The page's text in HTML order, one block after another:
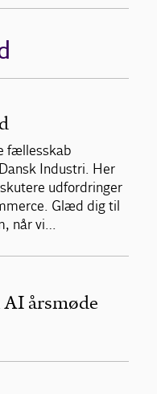
fællesskab
Industri. Her
udfordringer
Glæd dig til
når vi…
årsmøde